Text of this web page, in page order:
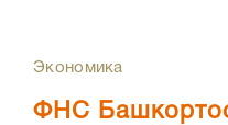
Экономика
ФНС